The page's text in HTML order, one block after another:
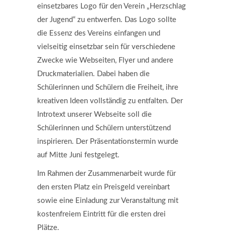
einsetzbares Logo für den Verein „Herzschlag
der Jugend“ zu entwerfen. Das Logo sollte
die Essenz des Vereins einfangen und
vielseitig einsetzbar sein für verschiedene
Zwecke wie Webseiten, Flyer und andere
Druckmaterialien. Dabei haben die
Schülerinnen und Schülern die Freiheit, ihre
kreativen Ideen vollständig zu entfalten. Der
Introtext unserer Webseite soll die
Schülerinnen und Schülern unterstützend
inspirieren. Der Präsentationstermin wurde
auf Mitte Juni festgelegt.
Im Rahmen der Zusammenarbeit wurde für
den ersten Platz ein Preisgeld vereinbart
sowie eine Einladung zur Veranstaltung mit
kostenfreiem Eintritt für die ersten drei
Plätze.